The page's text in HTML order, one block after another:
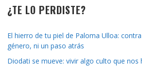
¿TE LO PERDISTE?
El hierro de tu piel de Paloma Ulloa:
género, ni un paso atrás
Diodati se mueve: vivir algo culto que nos